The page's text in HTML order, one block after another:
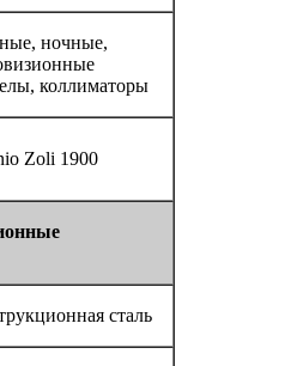
ночные,
коллиматоры
Zoli 1900
сталь